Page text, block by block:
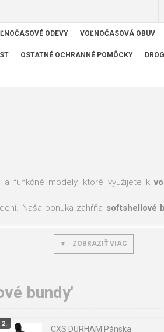
ODEVY VOĽNOČASOVÁ OBUV
OSTATNÉ OCHRANNÉ POMÔCKY
a funkčné modely, ktoré využijete k
Naša ponuka zahŕňa softshellové
aj vkusné. Tú najvyššiu kvalitu v
Floret,Adler,Bauinvesta ďalšie.
ZOBRAZIŤ VIAC
bundy'
CXS DURHAM Pánska